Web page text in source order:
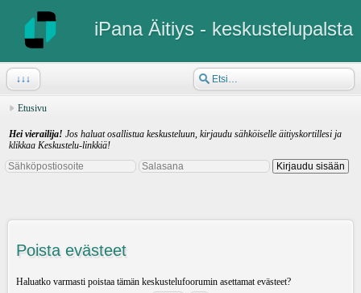
iPana Äitiys - keskustelupalsta
↓↓↓
Etusivu
Hei vierailija! Jos haluat osallistua keskusteluun, kirjaudu sähköiselle äitiyskortillesi ja
klikkaa Keskustelu-linkkiä!
Poista evästeet
Haluatko varmasti poistaa tämän keskustelufoorumin asettamat evästeet?